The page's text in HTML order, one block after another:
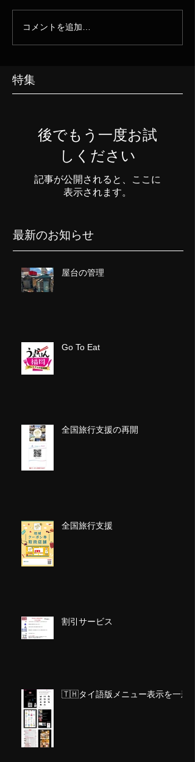
コメントを追加…
特集
後でもう一度お試
しください
記事が公開されると、ここに
表示されます。
最新のお知らせ
屋台の管理
Go To Eat
全国旅行支援の再開
全国旅行支援
割引サービス
🇹🇭タイ語版メニュー表示を一新